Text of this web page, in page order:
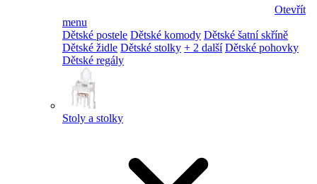
Otevřít
menu
Dětské postele Dětské komody Dětské šatní skříně
Dětské židle Dětské stolky + 2 další Dětské pohovky
Dětské regály
Stoly a stolky